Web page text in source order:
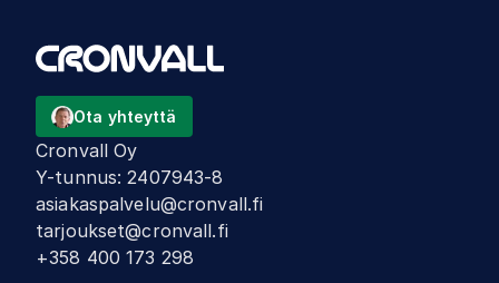
Ota yhteyttä
Cronvall Oy
Y-tunnus:2407943-8
asiakaspalvelu@cronvall.fi
tarjoukset@cronvall.fi
+358 400 173 298